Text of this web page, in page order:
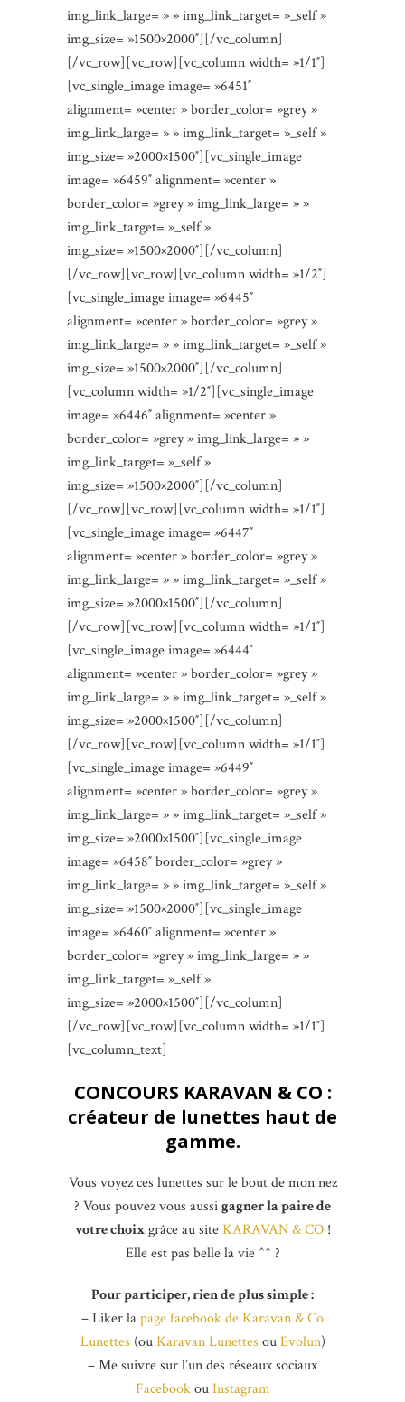
img_link_large= » » img_link_target= »_self »
img_size= »1500×2000″][/vc_column]
[/vc_row][vc_row][vc_column width= »1/1″]
[vc_single_image image= »6451″
alignment= »center » border_color= »grey »
img_link_large= » » img_link_target= »_self »
img_size= »2000×1500″][vc_single_image
image= »6459″ alignment= »center »
border_color= »grey » img_link_large= » »
img_link_target= »_self »
img_size= »1500×2000″][/vc_column]
[/vc_row][vc_row][vc_column width= »1/2″]
[vc_single_image image= »6445″
alignment= »center » border_color= »grey »
img_link_large= » » img_link_target= »_self »
img_size= »1500×2000″][/vc_column]
[vc_column width= »1/2″][vc_single_image
image= »6446″ alignment= »center »
border_color= »grey » img_link_large= » »
img_link_target= »_self »
img_size= »1500×2000″][/vc_column]
[/vc_row][vc_row][vc_column width= »1/1″]
[vc_single_image image= »6447″
alignment= »center » border_color= »grey »
img_link_large= » » img_link_target= »_self »
img_size= »2000×1500″][/vc_column]
[/vc_row][vc_row][vc_column width= »1/1″]
[vc_single_image image= »6444″
alignment= »center » border_color= »grey »
img_link_large= » » img_link_target= »_self »
img_size= »2000×1500″][/vc_column]
[/vc_row][vc_row][vc_column width= »1/1″]
[vc_single_image image= »6449″
alignment= »center » border_color= »grey »
img_link_large= » » img_link_target= »_self »
img_size= »2000×1500″][vc_single_image
image= »6458″ border_color= »grey »
img_link_large= » » img_link_target= »_self »
img_size= »1500×2000″][vc_single_image
image= »6460″ alignment= »center »
border_color= »grey » img_link_large= » »
img_link_target= »_self »
img_size= »2000×1500″][/vc_column]
[/vc_row][vc_row][vc_column width= »1/1″]
[vc_column_text]
CONCOURS KARAVAN & CO :
créateur de lunettes haut de
gamme.
Vous voyez ces lunettes sur le bout de mon nez
? Vous pouvez vous aussigagner la paire de
votre choixgrâce au siteKARAVAN & CO!
Elle est pas belle la vie ^^ ?
Pour participer, rien de plus simple :
– Liker lapage facebook de Karavan & Co
Lunettes (ouKaravan Lunettes ouEvolun)
– Me suivre sur l’un des réseaux sociaux
FacebookouInstagram